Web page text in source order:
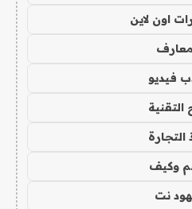
اون لاين
فيديو
التقنية
التجارة
وكيف
نت